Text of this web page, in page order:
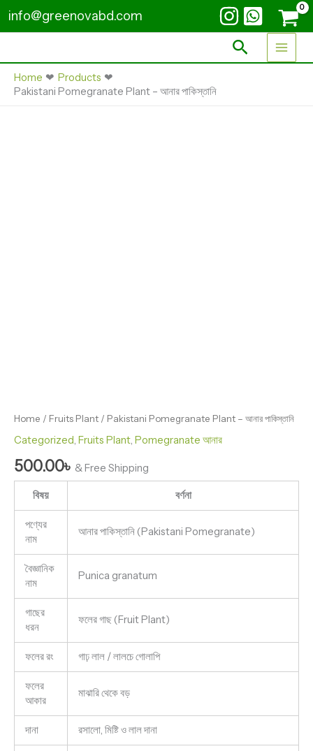
to
content
info@greenovabd.com
Search
Home
Products
Pakistani Pomegranate Plant – আনার পাকিস্তানি
Home / Fruits Plant / Pakistani Pomegranate Plant – আনার পাকিস্তানি
Categorized, Fruits Plant, Pomegranate আনার
500.00৳ & Free Shipping
বিষয় বর্ণনা
পণ্যের
নাম
আনার পাকিস্তানি (Pakistani Pomegranate)
বৈজ্ঞানিক
নাম
Punica granatum
গাছের
ধরন
ফলের গাছ (Fruit Plant)
ফলের রং গাঢ় লাল / লালচে গোলাপি
ফলের
আকার
মাঝারি থেকে বড়
দানা রসালো, মিষ্টি ও লাল দানা
আনার
পাকিস্তানি